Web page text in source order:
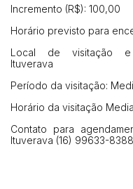
Incremento (R$): 100,00
Horário previsto para
Local de visitação
Ituverava
Período da visitação:
Horário da visitação
Contato para
Ituverava (16) 99633-8388